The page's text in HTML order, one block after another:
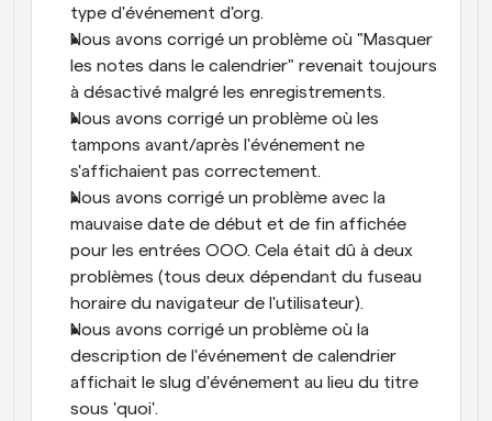
type d'événement d'org.
Nous avons corrigé un problème où "Masquer
les notes dans le calendrier" revenait toujours
à désactivé malgré les enregistrements.
Nous avons corrigé un problème où les
tampons avant/après l'événement ne
s'affichaient pas correctement.
Nous avons corrigé un problème avec la
mauvaise date de début et de fin affichée
pour les entrées OOO. Cela était dû à deux
problèmes (tous deux dépendant du fuseau
horaire du navigateur de l'utilisateur).
Nous avons corrigé un problème où la
description de l'événement de calendrier
affichait le slug d'événement au lieu du titre
sous 'quoi'.